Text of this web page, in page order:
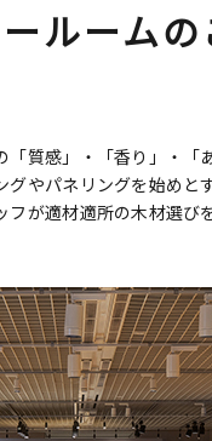
ルーム
「質感」・「香り」・「
グやパネリングを始めと
フが適材適所の木材選び